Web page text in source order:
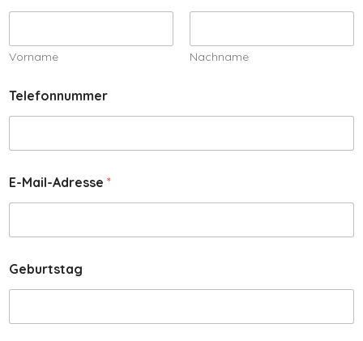
Vorname Nachname
Telefonnummer
E-Mail-Adresse *
Geburtstag